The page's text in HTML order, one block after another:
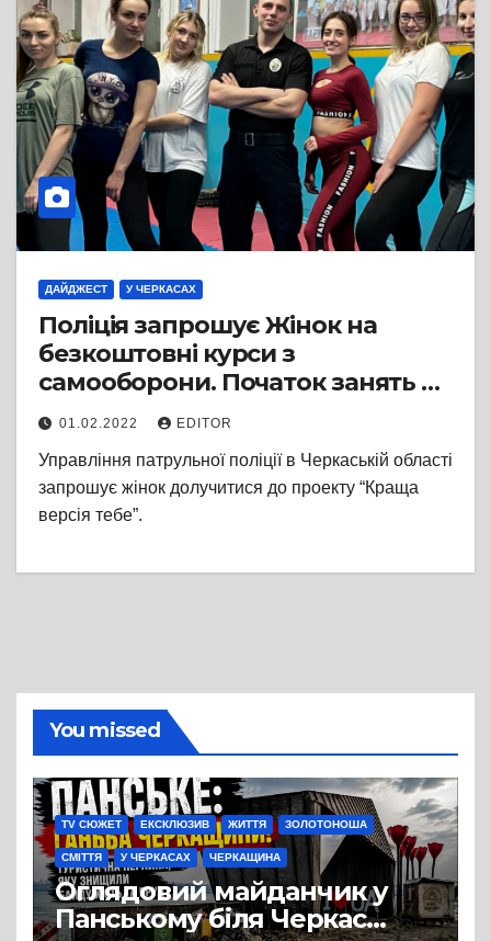
ДАЙДЖЕСТ У ЧЕРКАСАХ
Поліція запрошує Жінок на
безкоштовні курси з
самооборони. Початок занять —
8 лютого
01.02.2022 EDITOR
Управління патрульної поліції в Черкаській області
запрошує жінок долучитися до проекту “Краща
версія тебе”.
You missed
TV СЮЖЕТ ЕКСКЛЮЗИВ ЖИТТЯ ЗОЛОТОНОША
СМІТТЯ У ЧЕРКАСАХ ЧЕРКАЩИНА
Оглядовий майданчик у
Панському біля Черкас